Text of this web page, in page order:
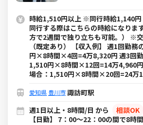
時給1,510円以上 ※同行時給1,140円
同行する際はこちらの時給になりま
方で2週間で独り立ちも可能。） ※
（既定あり） 【収入例】 週1回勤務
円×8時間×4回=4万8,320円 週3回勤
1,510円×8時間×12回=14万4,960
場合：1,510円×8時間×20回=24万
愛知県 豊川市諏訪町駅
週1日以上・8時間/日 から
相談OK
【日勤】 7：00～22：00の間で8時